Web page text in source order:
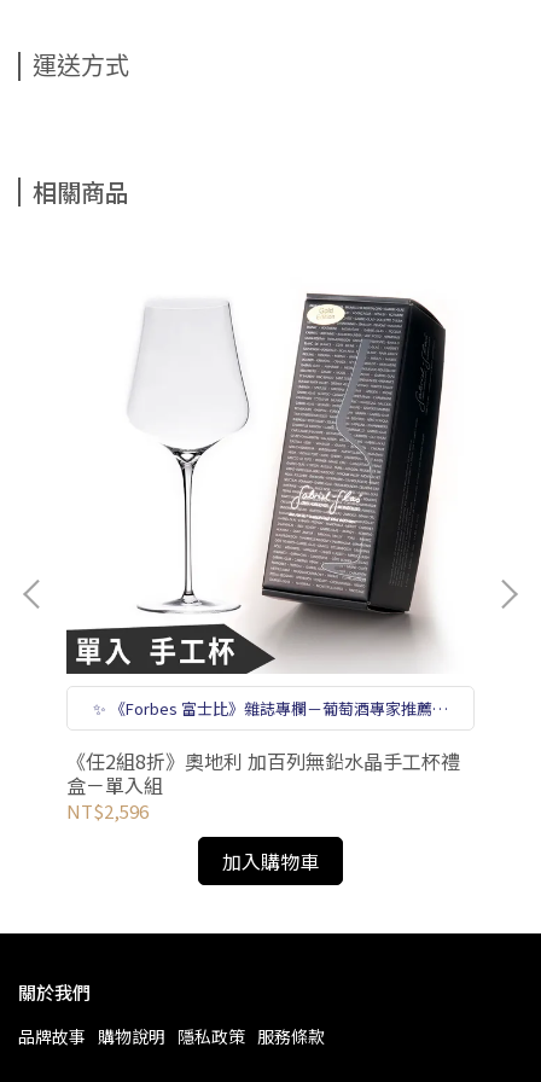
運送方式
相關商品
✨ 《Forbes 富士比》雜誌專欄－葡萄酒專家推薦的
十款酒杯【最佳全方位酒杯】
《任2組8折》奧地利 加百列無鉛水晶手工杯禮
盒－單入組
NT$2,596
加入購物車
關於我們
品牌故事 購物說明 隱私政策 服務條款